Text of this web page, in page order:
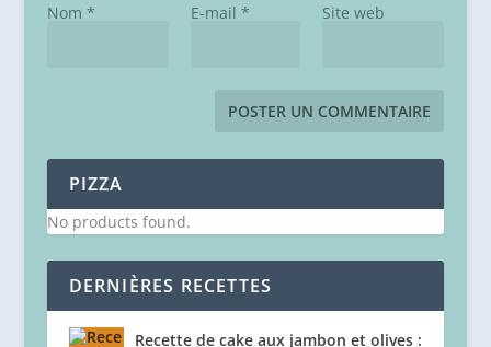
Nom * E-mail * Site web
PIZZA
No products found.
DERNIÈRES RECETTES
Recette de cake aux jambon et olives :